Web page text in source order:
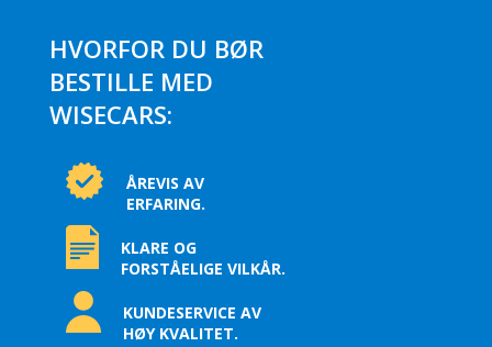
HVORFOR DU BØR
BESTILLE MED
WISECARS:
ÅREVIS AV
ERFARING.
KLARE OG
FORSTÅELIGE VILKÅR.
KUNDESERVICE AV
HØY KVALITET.